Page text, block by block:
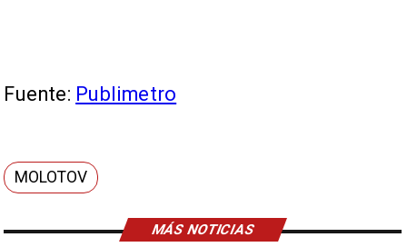
MÁS NOTICIAS
Fuente: Publimetro
MOLOTOV